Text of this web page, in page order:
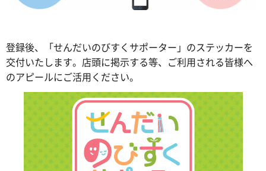
登録後、「せんだいのびすくサポーター」のステッカーを
交付いたします。店頭に掲示する等、ご利用される皆様へ
のアピールにご活用ください。